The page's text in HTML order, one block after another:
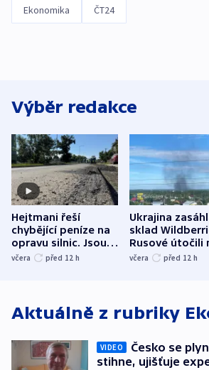
Ekonomika ČT24
Výběr redakce
Hejtmani řeší
chybějící peníze na
opravu silnic. Jsou
nenárokové, namítá
včera před 12 h
Ukrajina
sklad
Rusové útočili
trh, hasiče či
včera před 12 h
Aktuálně z rubriky
VIDEO
Česko se
stihne, ujišťuje